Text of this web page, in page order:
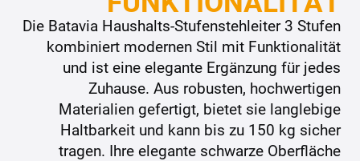
Die Batavia Haushalts-Stufenstehleiter 3 Stufen
kombiniert modernen Stil mit Funktionalität
und ist eine elegante Ergänzung für jedes
Zuhause. Aus robusten, hochwertigen
Materialien gefertigt, bietet sie langlebige
Haltbarkeit und kann bis zu 150 kg sicher
tragen. Ihre elegante schwarze Oberfläche